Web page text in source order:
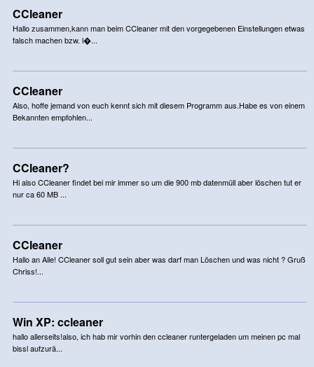
CCleaner
Hallo zusammen,kann man beim CCleaner mit den vorgegebenen Einstellungen etwas
falsch machen bzw. l�...
CCleaner
Also, hoffe jemand von euch kennt sich mit diesem Programm aus.Habe es von einem
Bekannten empfohlen...
CCleaner?
Hi also CCleaner findet bei mir immer so um die 900 mb datenmüll aber löschen tut er
nur ca 60 MB ...
CCleaner
Hallo an Alle! CCleaner soll gut sein aber was darf man Löschen und was nicht ? Gruß
Chriss!...
Win XP: ccleaner
hallo allerseits!also, ich hab mir vorhin den ccleaner runtergeladen um meinen pc mal
bissl aufzurä...